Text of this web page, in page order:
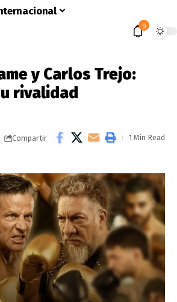
9
y Carlos Trejo:
rivalidad
Compartir 1 Min Read